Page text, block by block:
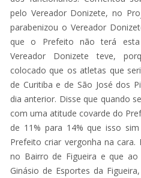
pelo Vereador Donizete, no
parabenizou o Vereador
que o Prefeito não terá
Vereador Donizete teve,
colocado que os atletas que
de Curitiba e de São José dos
dia anterior. Disse que quando
com uma atitude covarde do
de 11% para 14% que isso
Prefeito criar vergonha na
no Bairro de Figueira e que
Ginásio de Esportes da